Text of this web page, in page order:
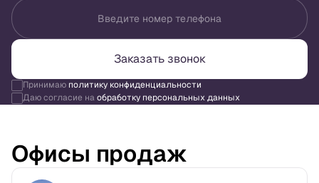
Введите номер телефона
Заказать звонок
Принимаю политику конфиденциальности
Даю согласие наобработку персональных данных
Офисы продаж